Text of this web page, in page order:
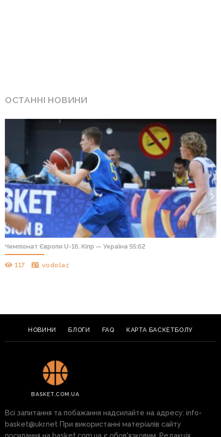
ОСТАННІ НОВИНИ
Чемпіонат Європи U-16. Кіпр — Україна 55:62
117 vodolaz
НОВИНИ БЛОГИ FAQ КАРТА БАСКЕТБОЛУ
BASKET.COM.UA
Всі запитання та побажання надсилайте на адресу: info-
basket@ukr.net При використанні матеріалів сайту
посилання на basket.com.ua є обов'язковим. Редакція